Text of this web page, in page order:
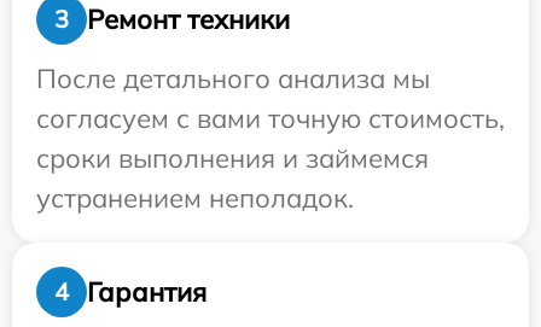
3
Ремонт техники
После детального анализа мы
согласуем с вами точную стоимость,
сроки выполнения и займемся
устранением неполадок.
4 Гарантия